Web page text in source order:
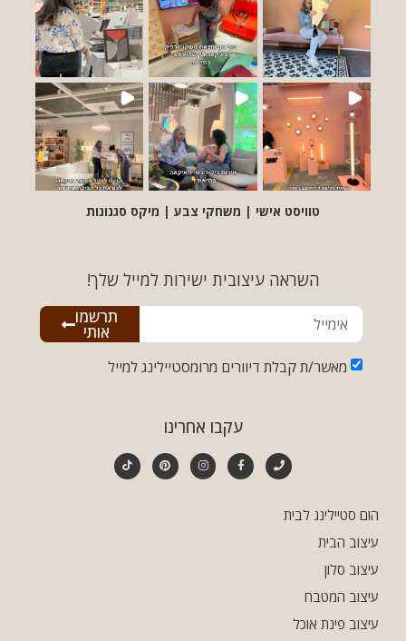
הום סטיילינג לבית
עיצוב הבית
עיצוב סלון
עיצוב המטבח
עיצוב פינת אוכל
השראה עיצובית ישירות למייל שלך!
מאשר/ת קבלת דיוורים מרומסטיילינג למייל
תרשמו
אותי
עקבו אחרינו
טוויסט אישי | משחקי צבע | מיקס סגנונות